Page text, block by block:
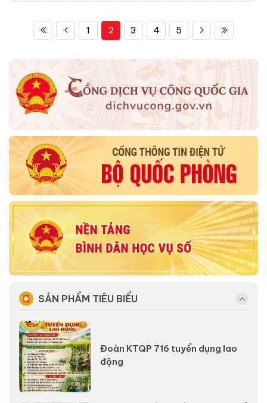
1 2 3 4 5
SẢN PHẨM TIÊU BIỂU
Đoàn KTQP 716 tuyển dụng lao
động